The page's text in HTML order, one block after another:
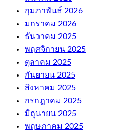
กุมภาพันธ์ 2026
มกราคม 2026
ธันวาคม 2025
พฤศจิกายน 2025
ตุลาคม 2025
กันยายน 2025
สิงหาคม 2025
กรกฎาคม 2025
มิถุนายน 2025
พฤษภาคม 2025